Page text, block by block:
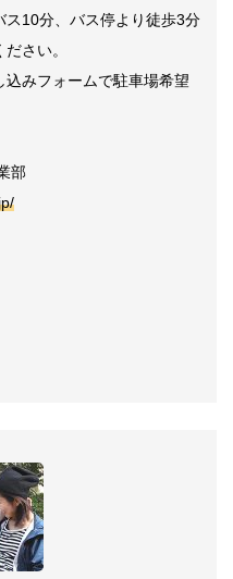
ス10分、バス停より徒歩3分
さい。
込みフォームで駐車場希望
部